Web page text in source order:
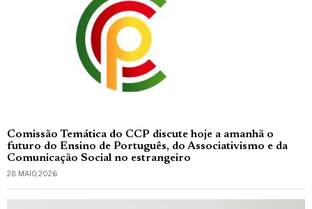
Comissão Temática do CCP discute hoje a amanhã o
futuro do Ensino de Português, do Associativismo e da
Comunicação Social no estrangeiro
28 MAIO, 2026